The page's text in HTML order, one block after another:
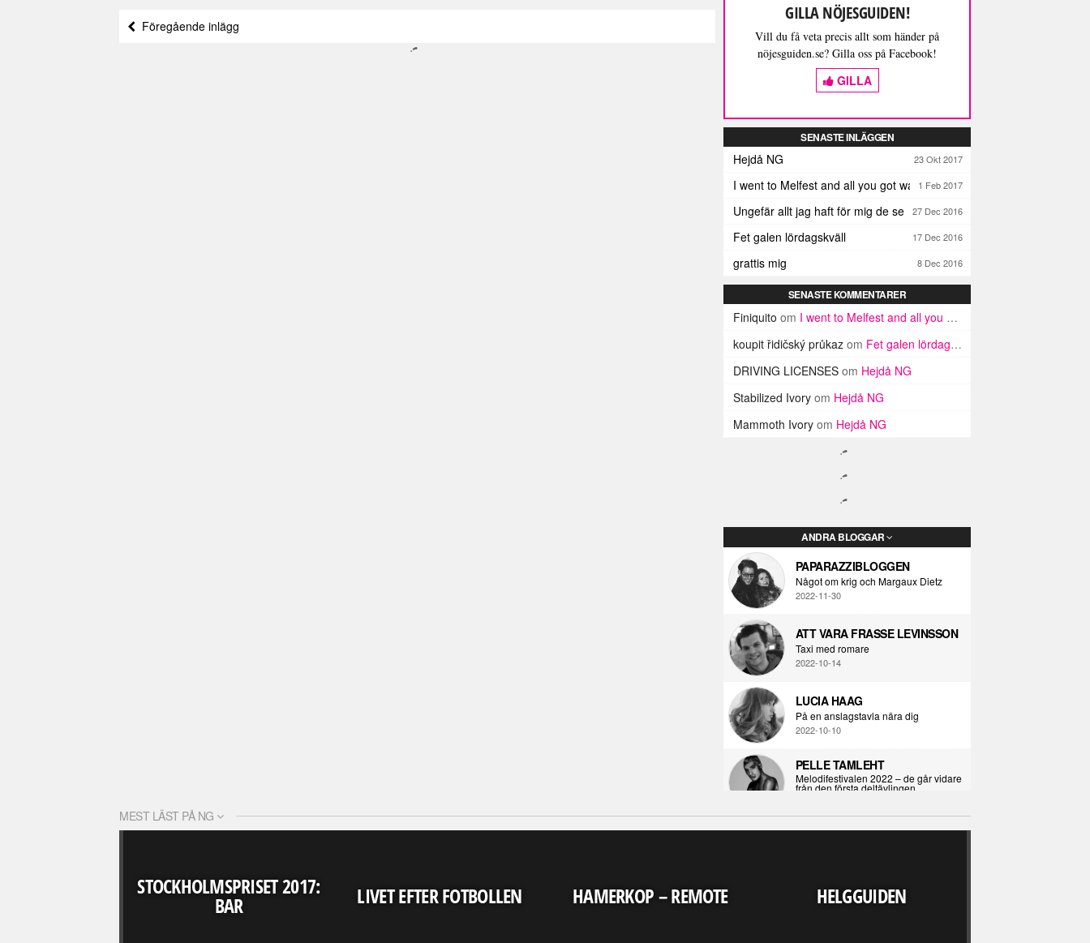
Föregående inlägg
GILLA NÖJESGUIDEN!
Vill du få veta precis allt som händer på
nöjesguiden.se? Gilla oss på Facebook!
GILLA
SENASTE INLÄGGEN
Hejdå NG 23 Okt 2017
I went to Melfest and all you got was three lousy selfies
1 Feb 2017
Ungefär allt jag haft för mig de senaste dagarna
27 Dec 2016
Fet galen lördagskväll 17 Dec 2016
grattis mig 8 Dec 2016
SENASTE KOMMENTARER
Finiquito om I went to Melfest and all you got was three lousy selfies
koupit řidičský průkaz om Fet galen lördagskväll
DRIVING LICENSES om Hejdå NG
Stabilized Ivory om Hejdå NG
Mammoth Ivory om Hejdå NG
ANDRA BLOGGAR
PAPARAZZIBLOGGEN
Något om krig och Margaux Dietz
2022-11-30
ATT VARA FRASSE LEVINSSON
Taxi med romare
2022-10-14
LUCIA HAAG
På en anslagstavla nära dig
2022-10-10
PELLE TAMLEHT
Melodifestivalen 2022 – de går vidare
från den första deltävlingen
I KORPENS SKUGGA
ÖPPNA BOKEN
MEST LÄST PÅ NG
STOCKHOLMSPRISET 2017:
BAR LIVET EFTER FOTBOLLEN HAMERKOP – REMOTE HELGGUIDEN